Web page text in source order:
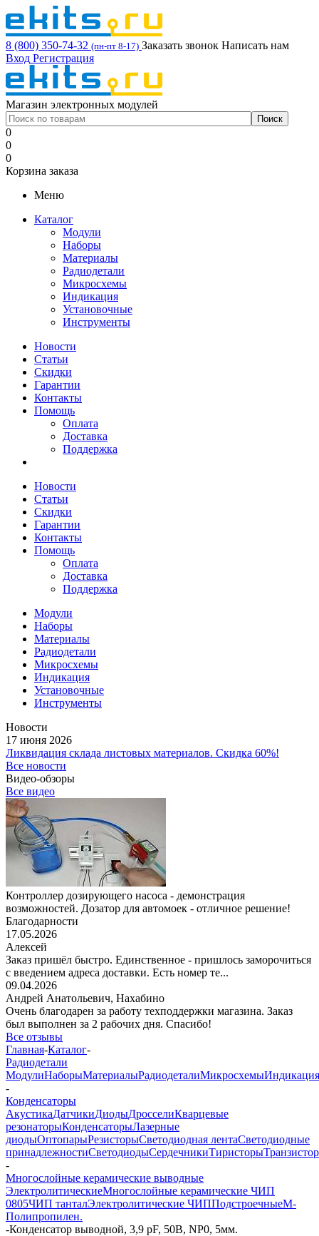
8 (800) 350-74-32 (пн-пт 8-17) Заказать звонок Написать нам
Вход Регистрация
Магазин электронных модулей
0
0
0
Корзина заказа
Меню
Каталог
Модули
Наборы
Материалы
Радиодетали
Микросхемы
Индикация
Установочные
Инструменты
Новости
Статьи
Скидки
Гарантии
Контакты
Помощь
Оплата
Доставка
Поддержка
Новости
Статьи
Скидки
Гарантии
Контакты
Помощь
Оплата
Доставка
Поддержка
Модули
Наборы
Материалы
Радиодетали
Микросхемы
Индикация
Установочные
Инструменты
Новости
17 июня 2026
Ликвидация склада листовых материалов. Скидка 60%!
Все новости
Видео-обзоры
Все видео
Контроллер дозирующего насоса - демонстрация
возможностей. Дозатор для автомоек - отличное решение!
Благодарности
17.05.2026
Алексей
Заказ пришёл быстро. Единственное - пришлось заморочиться
с введением адреса доставки. Есть номер те...
09.04.2026
Андрей Анатольевич, Нахабино
Очень благодарен за работу техподдержки магазина. Заказ
был выполнен за 2 рабочих дня. Спасибо!
Все отзывы
Главная-Каталог-
Радиодетали
МодулиНаборыМатериалыРадиодеталиМикросхемыИндикация
-
Конденсаторы
АкустикаДатчикиДиодыДросселиКварцевые
резонаторыКонденсаторыЛазерные
диодыОптопарыРезисторыСветодиодная лентаСветодиодные
принадлежностиСветодиодыСердечникиТиристоры
-
Многослойные керамические выводные
ЭлектролитическиеМногослойные керамические ЧИП
0805ЧИП танталЭлектролитические ЧИППодстроечныеМ-
Полипропилен.
-Конденсатор выводной, 3,9 pF, 50В, NP0, 5мм.